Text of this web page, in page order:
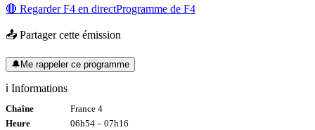
🔴 RegarderF4 en directProgramme de F4
📤 Partager cette émission
🔔Me rappeler ce programme
ℹ️ Informations
Chaîne
France 4
Heure
06h54 – 07h16